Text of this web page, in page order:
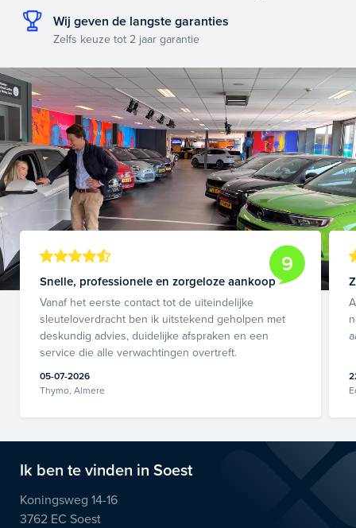
Wij geven de langste garanties
Zelfs keuze tot 2 jaar garantie
9
Snelle, professionele en zorgeloze aankoop
Vanaf het eerste contact tot de uiteindelijke
sleuteloverdracht ben ik uitstekend geholpen met
deskundig advies, duidelijke afspraken en een
service die alle verwachtingen overtreft.
05-07-2026
Thymo, Almere
Ik ben te vinden in Soest
Koningsweg 14-16
3762 EC Soest